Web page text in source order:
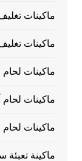
ماكينات
ماكينات
ماكينات لحام
ماكينات لحام
ماكينات لحام
ماكينة تعبئة